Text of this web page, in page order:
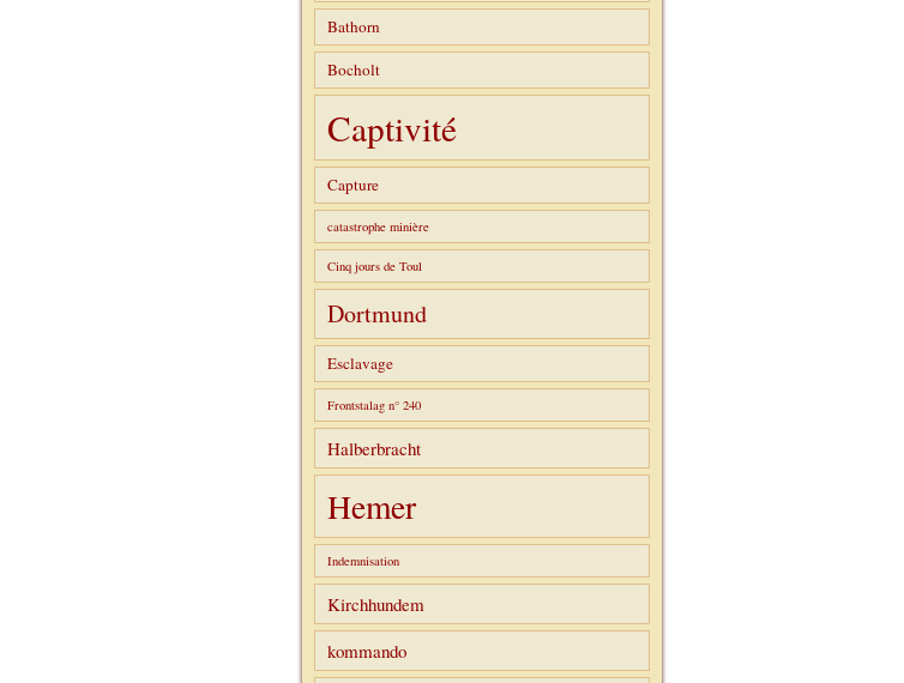
Bathorn
Bocholt
Captivité
Capture
catastrophe minière
Cinq jours de Toul
Dortmund
Esclavage
Frontstalag n° 240
Halberbracht
Hemer
Indemnisation
Kirchhundem
kommando